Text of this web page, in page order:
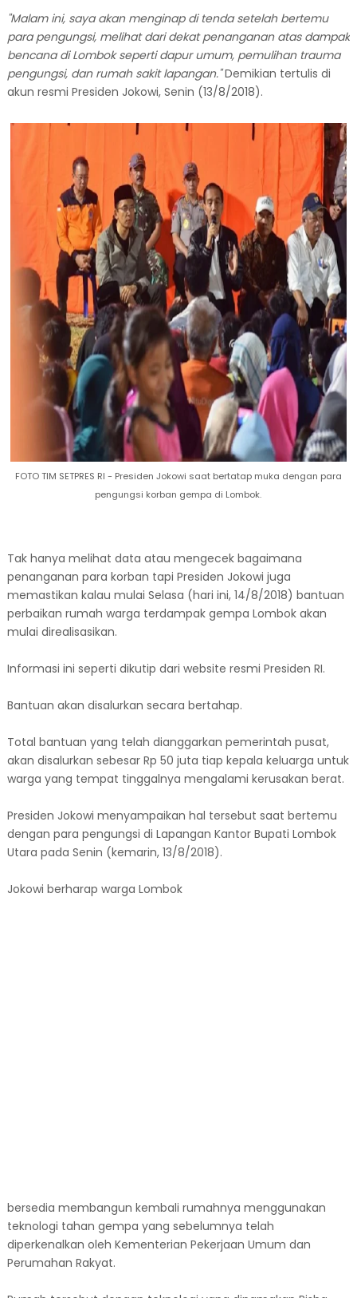
"Malam ini, saya akan menginap di tenda setelah bertemu
para pengungsi, melihat dari dekat penanganan atas dampak
bencana di Lombok seperti dapur umum, pemulihan trauma
pengungsi, dan rumah sakit lapangan."Demikian tertulis di
akun resmi Presiden Jokowi, Senin (13/8/2018).
FOTO TIM SETPRES RI - Presiden Jokowi saat bertatap muka dengan para
pengungsi korban gempa di Lombok.
Tak hanya melihat data atau mengecek bagaimana
penanganan para korban tapi Presiden Jokowi juga
memastikan kalau mulai Selasa (hari ini, 14/8/2018) bantuan
perbaikan rumah warga terdampak gempa Lombok akan
mulai direalisasikan.
Informasi ini seperti dikutip dari website resmi Presiden RI.
Bantuan akan disalurkan secara bertahap.
Total bantuan yang telah dianggarkan pemerintah pusat,
akan disalurkan sebesar Rp 50 juta tiap kepala keluarga untuk
warga yang tempat tinggalnya mengalami kerusakan berat.
Presiden Jokowi menyampaikan hal tersebut saat bertemu
dengan para pengungsi di Lapangan Kantor Bupati Lombok
Utara pada Senin (kemarin, 13/8/2018).
Jokowi berharap warga Lombok
bersedia membangun kembali rumahnya menggunakan
teknologi tahan gempa yang sebelumnya telah
diperkenalkan oleh Kementerian Pekerjaan Umum dan
Perumahan Rakyat.